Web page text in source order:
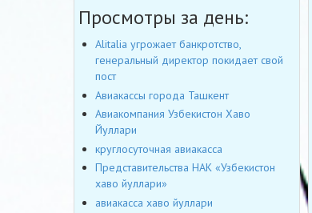
Просмотры за день:
Alitalia угрожает банкротство,
генеральный директор покидает свой
пост
Авиакассы города Ташкент
Авиакомпания Узбекистон Хаво
Йуллари
круглосуточная авиакасса
Представительства НАК «Узбекистон
хаво йуллари»
авиакасса хаво йуллари